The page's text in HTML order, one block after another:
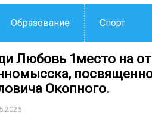
Образование Спорт
Любовь 1место на
Окопного.